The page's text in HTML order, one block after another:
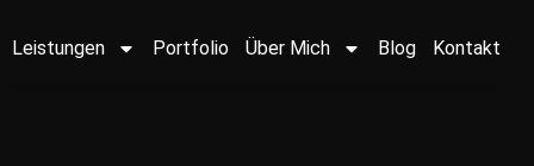
Leistungen Portfolio Über Mich Blog Kontakt